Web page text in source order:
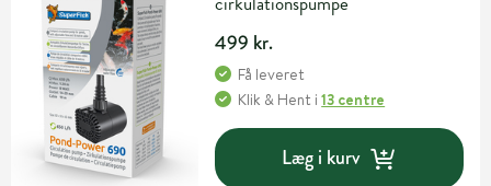
499 kr.
Få leveret
Klik & Hent i13 centre
Læg i kurv